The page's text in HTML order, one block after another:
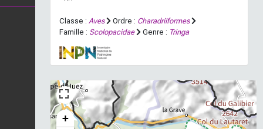
Classe : Aves Ordre : Charadriiformes
Famille : Scolopacidae Genre : Tringa
+